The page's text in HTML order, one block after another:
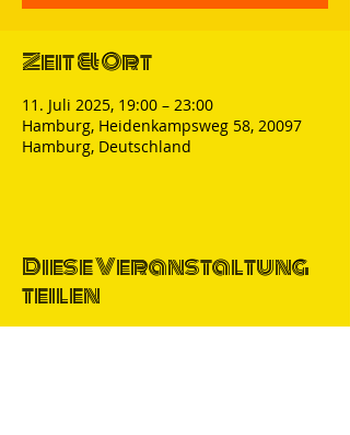
Zeit & Ort
11. Juli 2025, 19:00 – 23:00
Hamburg, Heidenkampsweg 58, 20097
Hamburg, Deutschland
Diese Veranstaltung
teilen